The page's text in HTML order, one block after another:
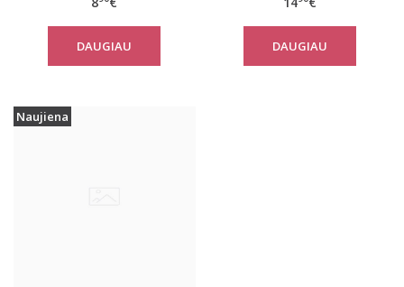
SHARON
DAUGIAU
laikiklis / diržas
CAMELLIA
DAUGIAU
Naujiena